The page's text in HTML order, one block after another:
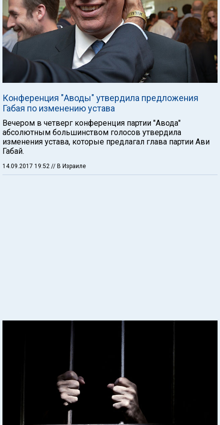
Конференция "Аводы" утвердила предложения
Габая по изменению устава
Вечером в четверг конференция партии "Авода"
абсолютным большинством голосов утвердила
изменения устава, которые предлагал глава партии Ави
Габай.
14.09.2017 19:52 // В Израиле